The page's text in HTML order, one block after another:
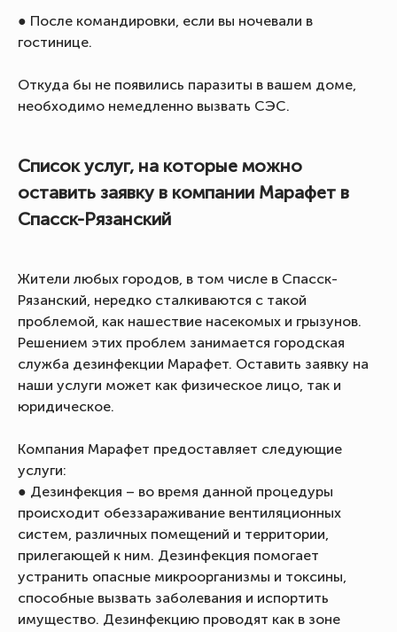
● После командировки, если вы ночевали в
гостинице.
Откуда бы не появились паразиты в вашем доме,
необходимо немедленно вызвать СЭС.
Список услуг, на которые можно
оставить заявку в компании Марафет в
Спасск-Рязанский
Жители любых городов, в том числе в Спасск-
Рязанский, нередко сталкиваются с такой
проблемой, как нашествие насекомых и грызунов.
Решением этих проблем занимается городская
служба дезинфекции Марафет. Оставить заявку на
наши услуги может как физическое лицо, так и
юридическое.
Компания Марафет предоставляет следующие
услуги:
● Дезинфекция – во время данной процедуры
происходит обеззараживание вентиляционных
систем, различных помещений и территории,
прилегающей к ним. Дезинфекция помогает
устранить опасные микроорганизмы и токсины,
способные вызвать заболевания и испортить
имущество. Дезинфекцию проводят как в зоне